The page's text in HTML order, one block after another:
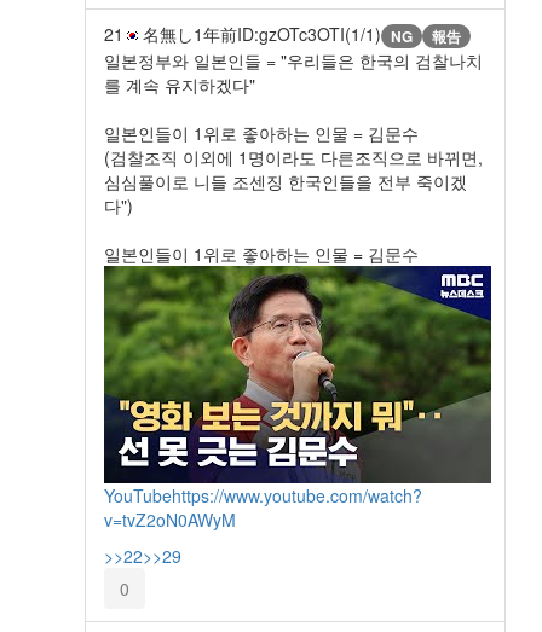
21 名無し1年前ID:gzOTc3OTI(1/1) NG 報告
일본정부와 일본인들 = "우리들은 한국의 검찰나치
를 계속 유지하겠다"
일본인들이 1위로 좋아하는 인물 = 김문수
(검찰조직 이외에 1명이라도 다른조직으로 바뀌면,
심심풀이로 니들 조센징 한국인들을 전부 죽이겠
다")
일본인들이 1위로 좋아하는 인물 = 김문수
YouTubehttps://www.youtube.com/watch?
v=tvZ2oN0AWyM
>>22>>29
0